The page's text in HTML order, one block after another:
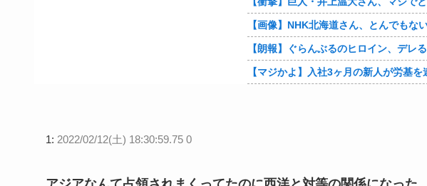
【朗報】ぐらんぶるのヒロイン、デレる
1: 2022/02/12(土) 18:30:59.75 0